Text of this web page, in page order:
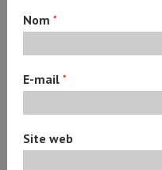
Nom*
E-mail*
Site web